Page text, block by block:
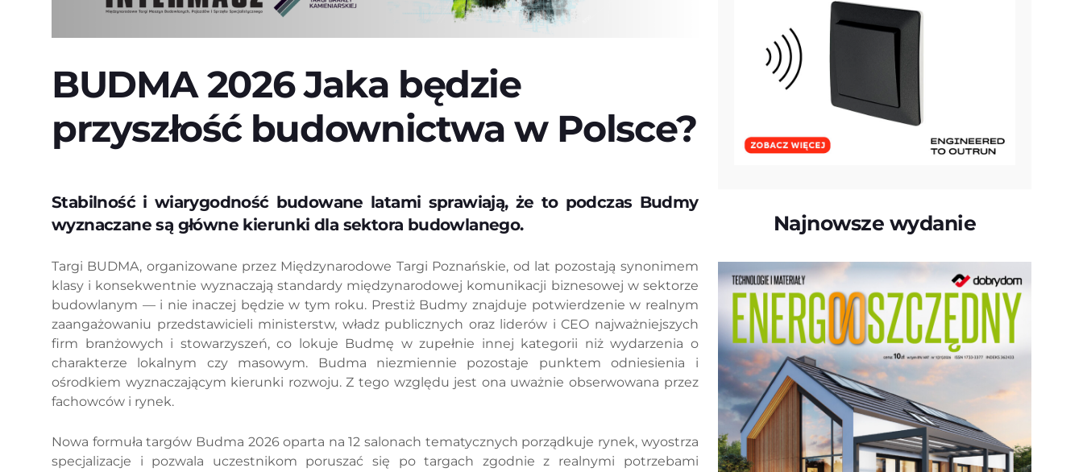
BUDMA 2026 Jaka będzie
przyszłość budownictwa w Polsce?
Stabilność i wiarygodność budowane latami sprawiają, że to podczas Budmy
wyznaczane są główne kierunki dla sektora budowlanego.
Targi BUDMA, organizowane przez Międzynarodowe Targi Poznańskie, od lat pozostają synonimem
klasy i konsekwentnie wyznaczają standardy międzynarodowej komunikacji biznesowej w sektorze
budowlanym — i nie inaczej będzie w tym roku. Prestiż Budmy znajduje potwierdzenie w realnym
zaangażowaniu przedstawicieli ministerstw, władz publicznych oraz liderów i CEO najważniejszych
firm branżowych i stowarzyszeń, co lokuje Budmę w zupełnie innej kategorii niż wydarzenia o
charakterze lokalnym czy masowym. Budma niezmiennie pozostaje punktem odniesienia i
ośrodkiem wyznaczającym kierunki rozwoju. Z tego względu jest ona uważnie obserwowana przez
fachowców i rynek.
Nowa formuła targów Budma 2026 oparta na 12 salonach tematycznych porządkuje rynek, wyostrza
specjalizacje i pozwala uczestnikom poruszać się po targach zgodnie z realnymi potrzebami
Najnowsze wydanie